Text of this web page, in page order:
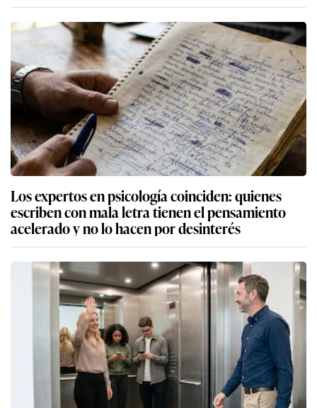
Los expertos en psicología coinciden: quienes
escriben con mala letra tienen el pensamiento
acelerado y no lo hacen por desinterés